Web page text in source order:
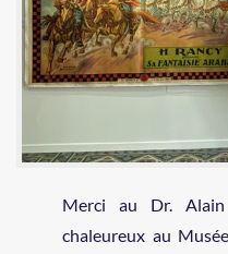
Merci au Dr.
chaleureux au